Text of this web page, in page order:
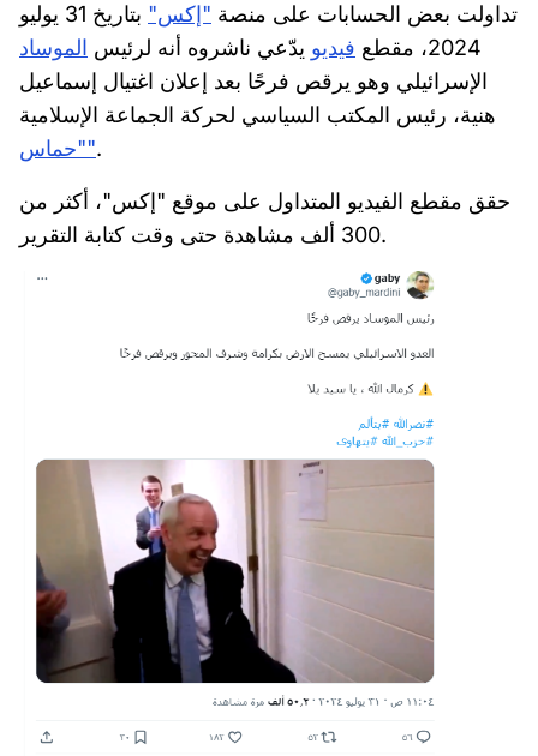
تداولت بعض الحسابات على منصة "إكس"
بتاريخ 31 يوليو
2024، مقطع
فيديو يدّعي ناشروه أنه لرئيس الموساد
الإسرائيلي وهو يرقص فرحًا بعد إعلان اغتيال إسماعيل
هنية، رئيس المكتب السياسي لحركة الجماعة الإسلامية
"حماس".
حقق مقطع الفيديو المتداول على موقع "إكس"، أكثر من
300 ألف مشاهدة حتى وقت كتابة التقرير.